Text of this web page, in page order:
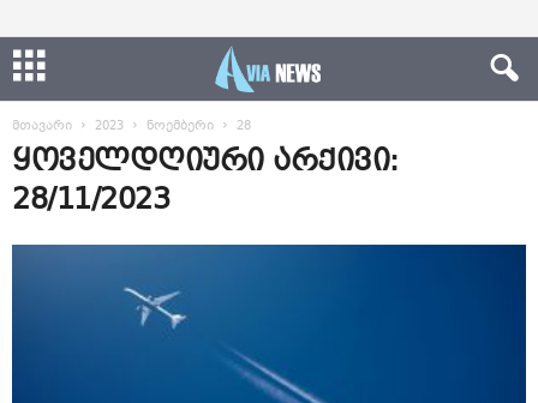
მთავარი 2023 ნოემბერი 28
ყოველდღიური არქივი:
28/11/2023